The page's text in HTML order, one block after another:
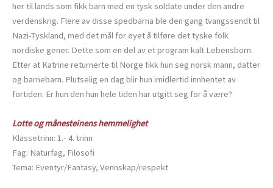
her til lands som fikk barn med en tysk soldate under den andre
verdenskrig. Flere av disse spedbarna ble den gang tvangssendt til
Nazi-Tyskland, med det mål for øyet å tilføre det tyske folk
nordiske gener. Dette som en del av et program kalt Lebensborn.
Etter at Katrine returnerte til Norge fikk hun seg norsk mann, datter
og barnebarn. Plutselig en dag blir hun imidlertid innhentet av
fortiden. Er hun den hun hele tiden har utgitt seg for å være?
Lotte og månesteinens hemmelighet
Klassetrinn: 1.- 4. trinn
Fag: Naturfag, Filosofi
Tema: Eventyr/Fantasy, Vennskap/respekt